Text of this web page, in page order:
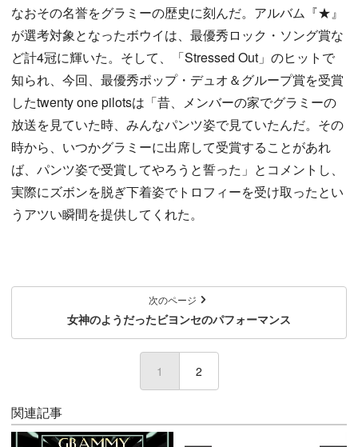
なおその名誉をグラミーの歴史に刻んだ。アルバム『★』
が選考対象となったボウイは、最優秀ロック・ソング賞な
ど計4冠に輝いた。そして、「Stressed Out」のヒットで
知られ、今回、最優秀ポップ・デュオ＆グループ賞を受賞
したtwenty one pilotsは「昔、メンバーの家でグラミーの
放送を見ていた時、みんなパンツ姿で見ていたんだ。その
時から、いつかグラミーに出席して受賞することがあれ
ば、パンツ姿で受賞してやろうと誓った」とコメントし、
実際にズボンを脱ぎ下着姿でトロフィーを受け取ったとい
うアツい瞬間を提供してくれた。
次のページ
女神のようだったビヨンセのパフォーマンス
1 (current)
2
関連記事